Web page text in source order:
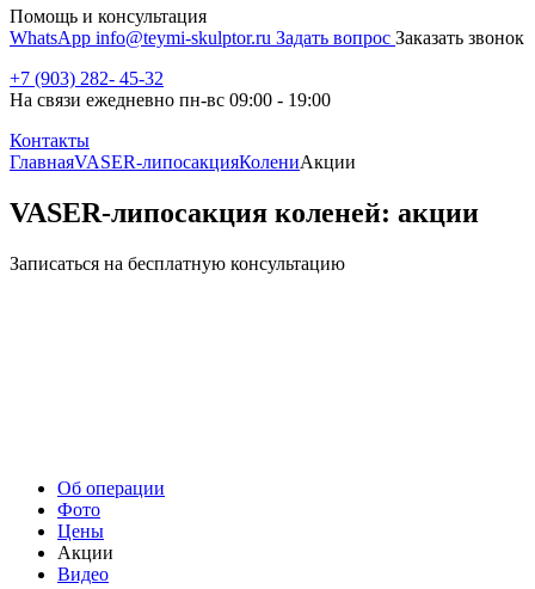
Помощь и консультация
WhatsApp info@teymi-skulptor.ru Задать вопрос Заказать звонок
+7 (903) 282- 45-32
На связи ежедневно пн-вс 09:00 - 19:00
Контакты
ГлавнаяVASER-липосакцияКолениАкции
VASER-липосакция коленей: акции
Записаться на бесплатную консультацию
Об операции
Фото
Цены
Акции
Видео